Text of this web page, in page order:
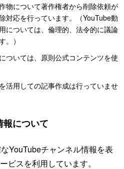
物について著作権者から削除依頼が
対応を行っています。（YouTube動
については、倫理的、法令的に議論
。）
ついては、原則公式コンテンツを使
活用しての記事作成は行っていませ
について
YouTubeチャンネル情報を表
ビスを利用しています。